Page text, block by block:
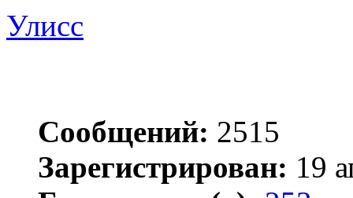
Улисс
Сообщений: 2515
Зарегистрирован: 19